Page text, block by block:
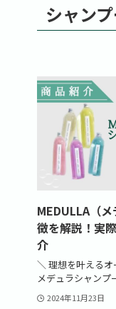
シャン
MEDULLA（
徴を解説！実
介
＼ 理想を叶える
メデュラシャンプ
2024年11月23日